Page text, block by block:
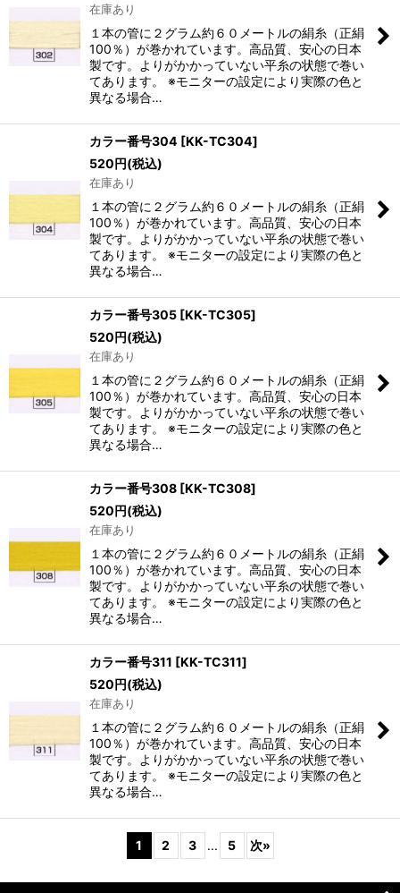
在庫あり
１本の管に２グラム約６０メートルの絹糸（正絹
100％）が巻かれています。高品質、安心の日本
製です。よりがかかっていない平糸の状態で巻い
てあります。 ※モニターの設定により実際の色と
異なる場合…
カラー番号304 [KK-TC304]
520円(税込)
在庫あり
１本の管に２グラム約６０メートルの絹糸（正絹
100％）が巻かれています。高品質、安心の日本
製です。よりがかかっていない平糸の状態で巻い
てあります。 ※モニターの設定により実際の色と
異なる場合…
カラー番号305 [KK-TC305]
520円(税込)
在庫あり
１本の管に２グラム約６０メートルの絹糸（正絹
100％）が巻かれています。高品質、安心の日本
製です。よりがかかっていない平糸の状態で巻い
てあります。 ※モニターの設定により実際の色と
異なる場合…
カラー番号308 [KK-TC308]
520円(税込)
在庫あり
１本の管に２グラム約６０メートルの絹糸（正絹
100％）が巻かれています。高品質、安心の日本
製です。よりがかかっていない平糸の状態で巻い
てあります。 ※モニターの設定により実際の色と
異なる場合…
カラー番号311 [KK-TC311]
520円(税込)
在庫あり
１本の管に２グラム約６０メートルの絹糸（正絹
100％）が巻かれています。高品質、安心の日本
製です。よりがかかっていない平糸の状態で巻い
てあります。 ※モニターの設定により実際の色と
異なる場合…
1 2 3 ... 5 次»